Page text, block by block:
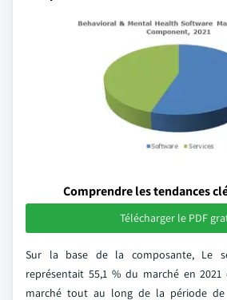
Comprendre les tendances
Télécharger le PDF
Sur la base de la composante, Le
représentait 55,1 % du marché en
marché tout au long de la période de